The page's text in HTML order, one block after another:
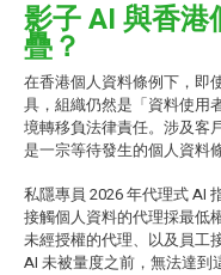
影子 AI 與香
疊？
在香港個人資料條例下，即
具，組織仍然是「資料使用
境轉移負法律責任。涉及客
是一宗等待發生的個人資料
私隱專員 2026 年代理式 AI
接觸個人資料的代理採最低
未經授權的代理、以及員工
AI 未被量度之前，無法達到